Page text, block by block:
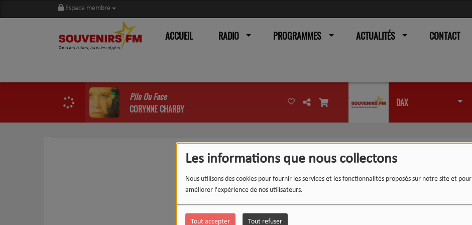
Les informations que nous collectons
Nous utilisons des cookies pour fournir les services et les fonctionnalités proposés sur notre site et pour
améliorer l'expérience de nos utilisateurs.
Tout accepter Tout refuser
Espace membre
ACCUEIL RADIO PROGRAMMES ACTUALITÉS CONTACT
Pile Ou Face
CORYNNE CHARBY
DAX